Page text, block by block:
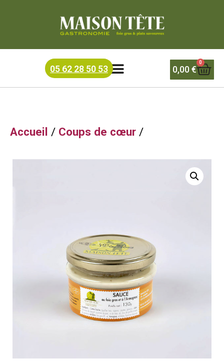
05 62 28 50 53 0,00€
0
Foie Gras/ SAUCE FOIE GRAS à l’armagnac
Accueil / Coups de cœur /